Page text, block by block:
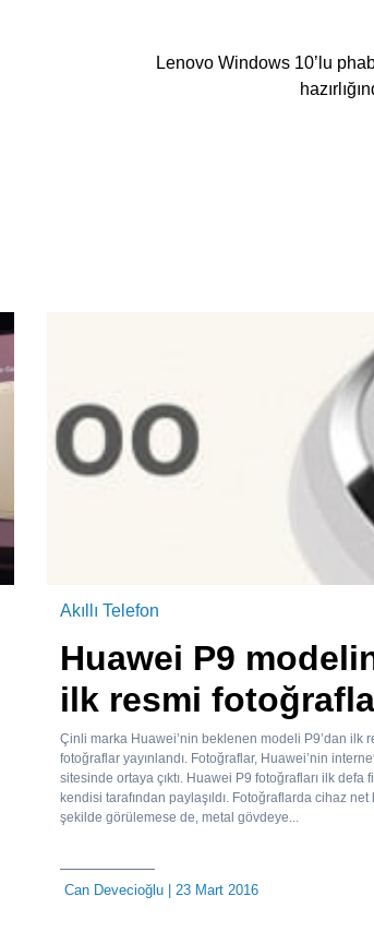
Lenovo Windows 10’lu
Akıllı Telefon
Huawei P9
ilk resmi
Çinli marka Huawei’nin beklenen modeli P9’dan ilk
fotoğraflar yayınlandı. Fotoğraflar, Huawei’nin
sitesinde ortaya çıktı. Huawei P9 fotoğrafları ilk defa
kendisi tarafından paylaşıldı. Fotoğraflarda cihaz net
şekilde görülemese de, metal gövdeye...
Can Devecioğlu| 23 Mart 2016